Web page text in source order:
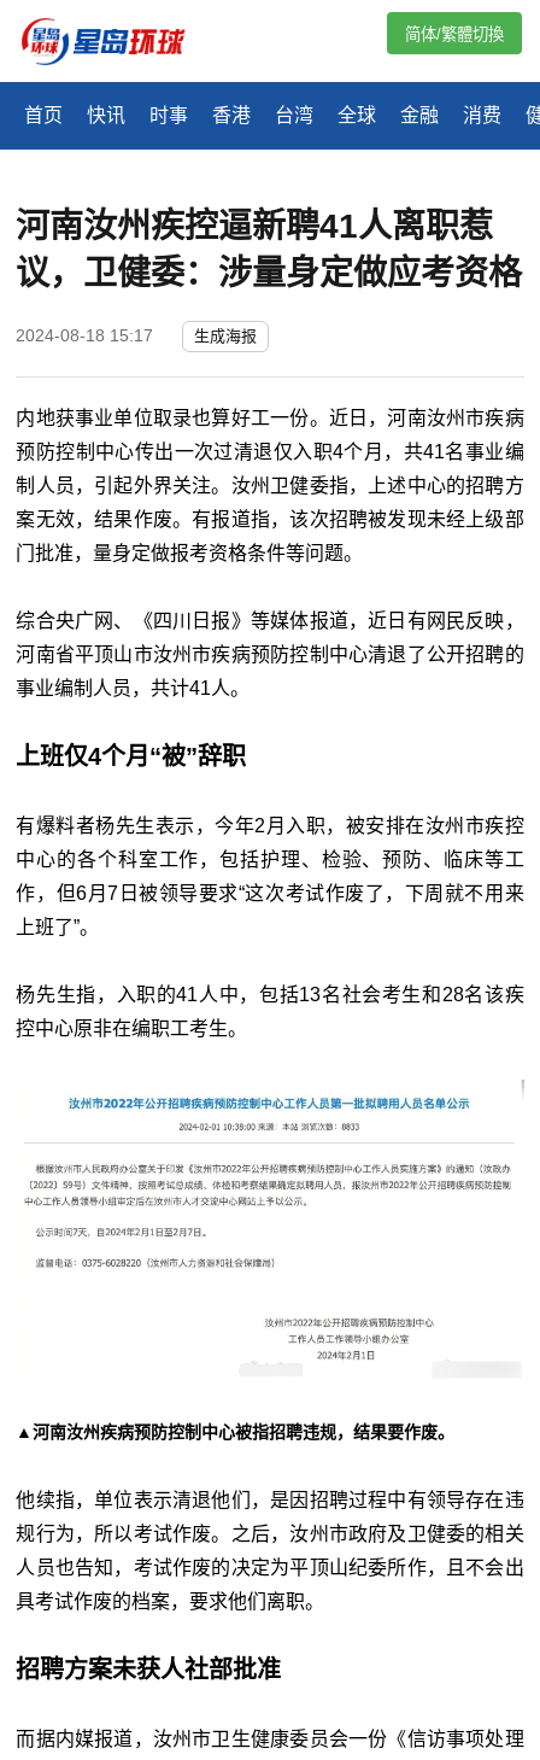
首页 快讯 时事 香港 台湾 全球 金融 消费
简体/繁體切換
河南汝州疾控逼新聘41人离职惹
议，卫健委：涉量身定做应考资格
2024-08-18 15:17 生成海报
内地获事业单位取录也算好工一份。近日，河南汝州市疾病
预防控制中心传出一次过清退仅入职4个月，共41名事业编
制人员，引起外界关注。汝州卫健委指，上述中心的招聘方
案无效，结果作废。有报道指，该次招聘被发现未经上级部
门批准，量身定做报考资格条件等问题。
综合央广网、《四川日报》等媒体报道，近日有网民反映，
河南省平顶山市汝州市疾病预防控制中心清退了公开招聘的
事业编制人员，共计41人。
上班仅4个月“被”辞职
有爆料者杨先生表示，今年2月入职，被安排在汝州市疾控
中心的各个科室工作，包括护理、检验、预防、临床等工
作，但6月7日被领导要求“这次考试作废了，下周就不用来
上班了”。
杨先生指，入职的41人中，包括13名社会考生和28名该疾
控中心原非在编职工考生。
▲河南汝州疾病预防控制中心被指招聘违规，结果要作废。
他续指，单位表示清退他们，是因招聘过程中有领导存在违
规行为，所以考试作废。之后，汝州市政府及卫健委的相关
人员也告知，考试作废的决定为平顶山纪委所作，且不会出
具考试作废的档案，要求他们离职。
招聘方案未获人社部批准
而据内媒报道，汝州市卫生健康委员会一份《信访事项处理